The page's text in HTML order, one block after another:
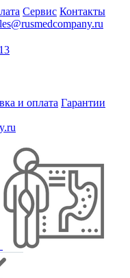
Сервис Контакты
13
и оплата Гарантии